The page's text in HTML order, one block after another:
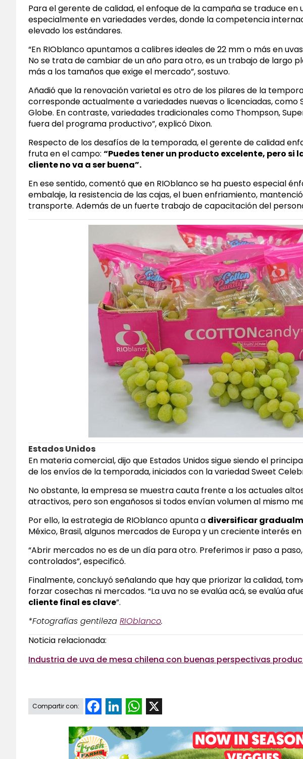
Para el gerente de calidad, el enfoque de la campaña se traduce
especialmente en variedades verdes, donde la competencia
elevado los estándares.
“En RIOblanco apuntamos a calibres ideales de 22 mm o más en
No se trata de cambiar de un año para otro, es un trabajo de largo
más a los tamaños que exige el mercado”, sostuvo.
Añadió que la renovación varietal es otro de los pilares de la
corresponde actualmente a variedades nuevas o licenciadas, como
Globe. En contraste, variedades tradicionales como Thompson,
fuera del programa productivo”, explicó Dixon.
Respecto de los desafíos de la temporada, el gerente de calidad
fruta en el campo: “Puedes tener un producto excelente, pero
cliente no va a ser buena”.
En ese sentido, comentó que en RIOblanco se ha puesto especial
embalaje, la resistencia de las cajas, el buen enfriamiento,
transporte. Además de un fuerte trabajo de capacitación del
Estados Unidos
En materia comercial, dijo que Estados Unidos sigue siendo el
de los envíos de la temporada, iniciados con la variedad Sweet
No obstante, la empresa se muestra cauta frente a los actuales
atractivos, pero son engañosos si todos envían volumen al mismo
Por ello, la estrategia de RIOblanco apunta a diversificar
México, Brasil, algunos mercados de Europa y un creciente interés
“Abrir mercados no es de un día para otro. Preferimos ir paso a
controlados”, especificó.
Finalmente, concluyó señalando que hay que priorizar la calidad,
forzar cosechas ni mercados. “La uva no se evalúa acá, se evalúa
cliente final es clave”.
*Fotografías gentileza RIOblanco.
Noticia relacionada:
Industria de uva de mesa chilena con buenas perspectivas
Compartir con: FacebookLinkedInWhatsApp